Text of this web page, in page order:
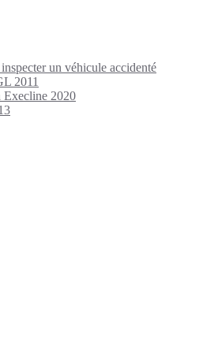
un véhicule accidenté
2011
Execline 2020